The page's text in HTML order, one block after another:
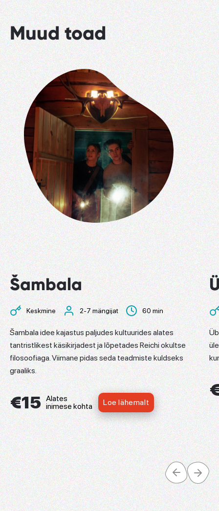
Muud toad
Šambala
Keskmine 2-7 mängijat 60 min
Šambala idee kajastus paljudes kultuurides alates
tantristlikest käsikirjadest ja lõpetades Reichi okultse
filosoofiaga. Viimane pidas seda teadmiste kuldseks
graaliks.
€15 Alates
inimese kohta
Loe lähemalt